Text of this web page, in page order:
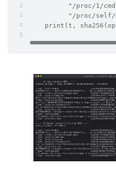
"/proc/1/
"/proc/
print(t,